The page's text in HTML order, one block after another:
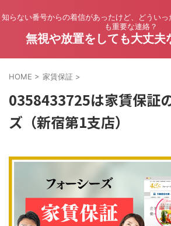
知らない番号からの着信があったけど、どうい
も重要な連絡？
無視や放置をしても大丈夫
HOME > 家賃保証 >
0358433725は家賃保証
ズ（新宿第1支店）